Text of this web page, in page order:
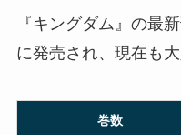
『キングダム』の最
に発売され、現在も
巻数